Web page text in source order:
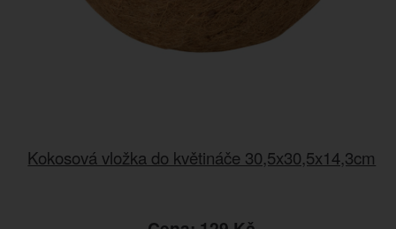
Kokosová vložka do květináče 30,5x30,5x14,3cm